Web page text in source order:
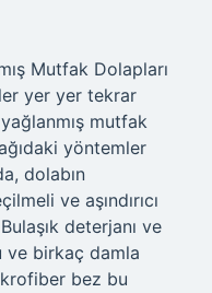
Mutfak Dolapları
yer yer tekrar
mutfak
yöntemler
dolabın
ve aşındırıcı
deterjanı ve
ve birkaç damla
bez bu